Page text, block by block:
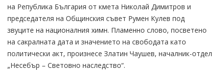
на Република България от кмета Николай Димитров и
председателя на Общинския съвет Румен Кулев под
звуците на националния химн. Пламенно слово, посветено
на сакралната дата и значението на свободата като
политически акт, произнесе Златин Чаушев, началник-отдел
„Несебър – Световно наследство“.